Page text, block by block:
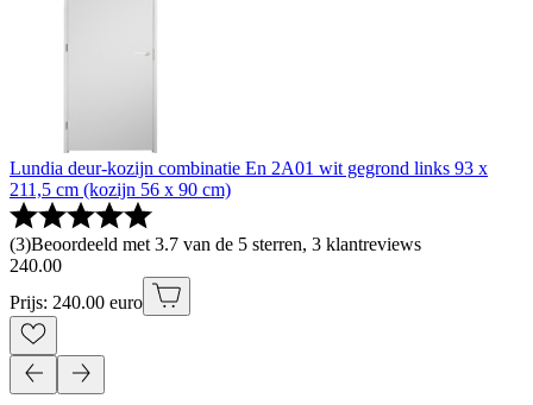
Lundia deur-kozijn combinatie En 2A01 wit gegrond links 93 x
211,5 cm (kozijn 56 x 90 cm)
(3)Beoordeeld met 3.7 van de 5 sterren, 3 klantreviews
240.00
Prijs: 240.00 euro